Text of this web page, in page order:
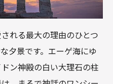
れる最大の理由のひとつ
夕景です。エーゲ海にゆ
ン神殿の白い大理石の柱